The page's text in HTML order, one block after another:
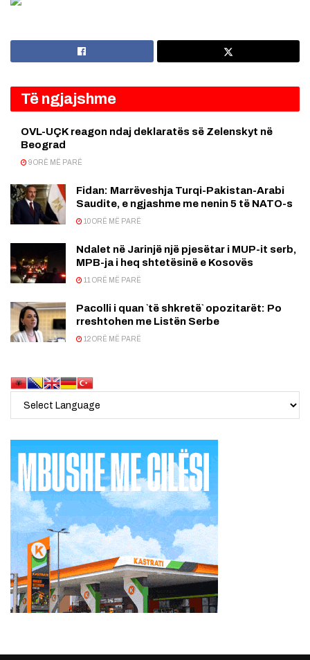
Të ngjajshme
OVL-UÇK reagon ndaj deklaratës së Zelenskyt në
Beograd
9 ORË MË PARË
Fidan: Marrëveshja Turqi-Pakistan-Arabi
Saudite, e ngjashme me nenin 5 të NATO-s
10 ORË MË PARË
Ndalet në Jarinjë një pjesëtar i MUP-it serb,
MPB-ja i heq shtetësinë e Kosovës
11 ORË MË PARË
Pacolli i quan `të shkretë` opozitarët: Po
rreshtohen me Listën Serbe
12 ORË MË PARË